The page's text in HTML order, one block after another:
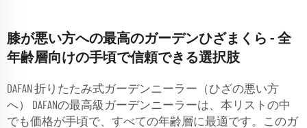
膝が悪い方への最高のガーデンひざまくら - 全
年齢層向けの手頃で信頼できる選択肢
DAFAN 折りたたみ式ガーデンニーラー（ひざの悪い方
へ） DAFANの最高級ガーデンニーラーは、本リストの中
でも価格が手頃で、すべての年齢層に最適です。このガ